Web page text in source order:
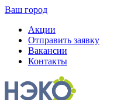
Ваш город
Акции
Отправить заявку
Вакансии
Контакты